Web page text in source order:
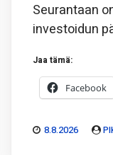
Seurantaan
investoidun
Jaa tämä:
Facebook
8.8.2026